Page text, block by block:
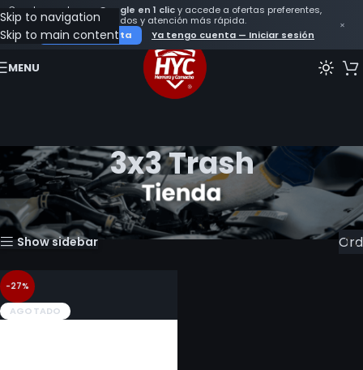
Crea tu cuenta con Google en 1 clicy accede a ofertas preferentes,
seguimiento de tus pedidos y atención más rápida.
Crear mi cuenta
Ya tengo cuenta — Iniciar sesión
×
Skip to navigation
Skip to main content
MENU
3x3 Trash
Inicio
Productos etiquetados “3x3 Trash”
Mostrando el único resultado
Show sidebar
-27%
AGOTADO